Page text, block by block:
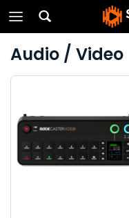
Audio / Video